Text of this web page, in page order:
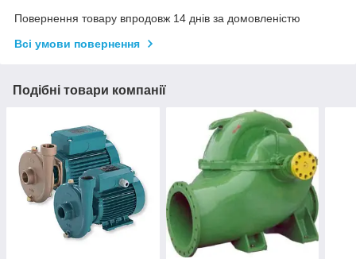
Повернення товару впродовж 14 днів за домовленістю
Всі умови повернення
Подібні товари компанії